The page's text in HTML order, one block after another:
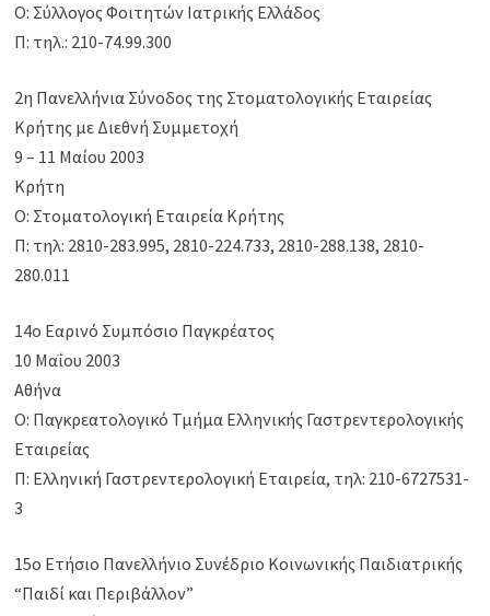
Ο: Σύλλογος Φοιτητών Ιατρικής Ελλάδος
Π: τηλ.: 210-74.99.300
2η Πανελλήνια Σύνοδος της Στοματολογικής Εταιρείας
Κρήτης με Διεθνή Συμμετοχή
9 – 11 Μαίου 2003
Κρήτη
Ο: Στοματολογική Εταιρεία Κρήτης
Π: τηλ: 2810-283.995, 2810-224.733, 2810-288.138, 2810-
280.011
14ο Εαρινό Συμπόσιο Παγκρέατος
10 Μαΐου 2003
Αθήνα
Ο: Παγκρεατολογικό Τμήμα Ελληνικής Γαστρεντερολογικής
Εταιρείας
Π: Ελληνική Γαστρεντερολογική Εταιρεία, τηλ: 210-6727531-
3
15ο Ετήσιο Πανελλήνιο Συνέδριο Κοινωνικής Παιδιατρικής
“Παιδί και Περιβάλλον”